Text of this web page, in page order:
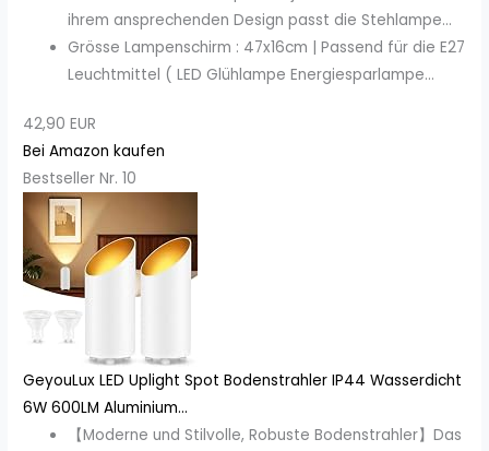
ihrem ansprechenden Design passt die Stehlampe...
Grösse Lampenschirm : 47x16cm | Passend für die E27
Leuchtmittel ( LED Glühlampe Energiesparlampe...
42,90 EUR
Bei Amazon kaufen
Bestseller Nr. 10
GeyouLux LED Uplight Spot Bodenstrahler IP44 Wasserdicht
6W 600LM Aluminium...
【Moderne und Stilvolle, Robuste Bodenstrahler】Das